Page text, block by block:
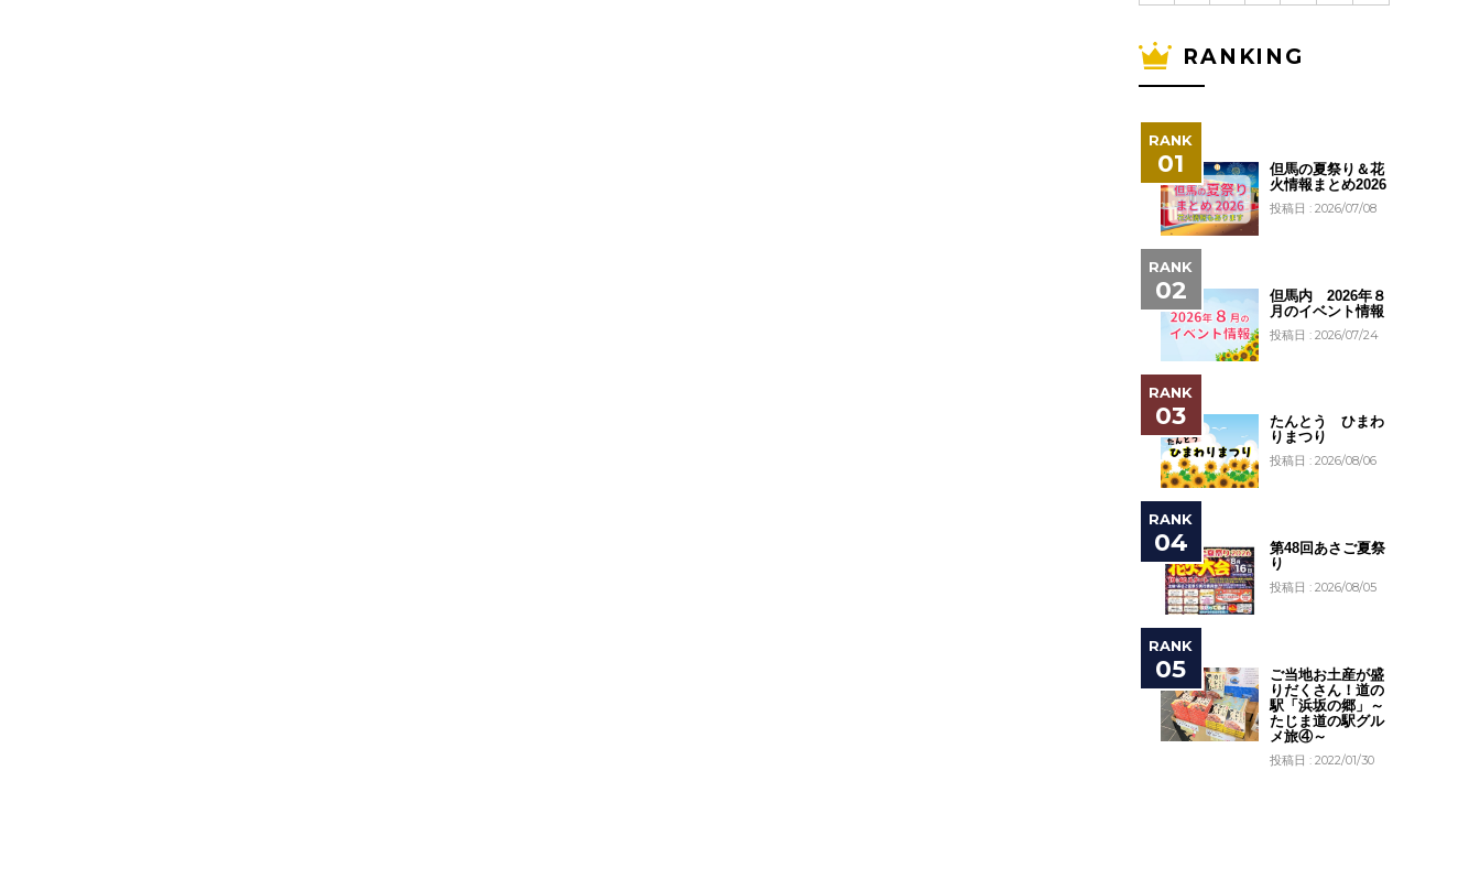
RANKING
但馬の夏祭り＆花
火情報まとめ2026
投稿日 : 2026/07/08
但馬内 2026年８
月のイベント情報
投稿日 : 2026/07/24
たんとう ひまわ
りまつり
投稿日 : 2026/08/06
第48回あさご夏祭
り
投稿日 : 2026/08/05
ご当地お土産が盛
りだくさん！道の
駅「浜坂の郷」～
たじま道の駅グル
メ旅④～
投稿日 : 2022/01/30